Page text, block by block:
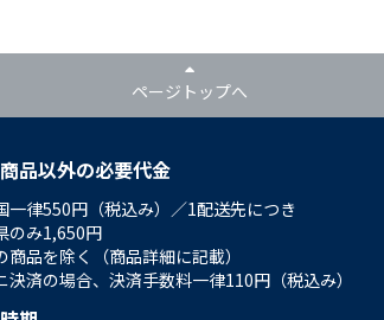
ページトップへ
品以外の必要代金
一律550円（税込み）／1配送先につき
のみ1,650円
品を除く（商品詳細に記載）
決済の場合、決済手数料一律110円（税込み）